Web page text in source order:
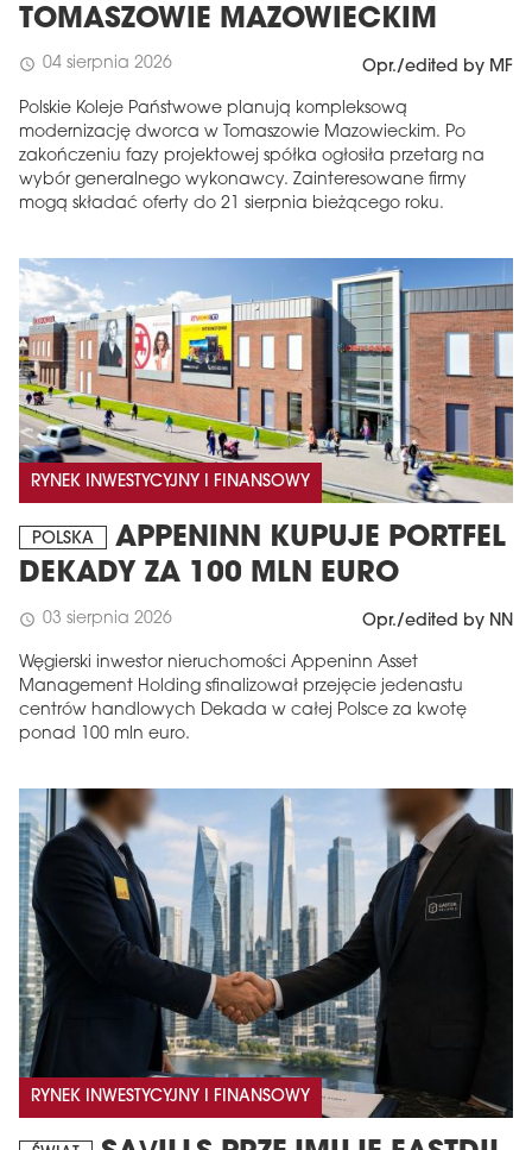
TOMASZOWIE MAZOWIECKIM
schedule 04 sierpnia 2026 Opr./edited by MF
Polskie Koleje Państwowe planują kompleksową
modernizację dworca w Tomaszowie Mazowieckim. Po
zakończeniu fazy projektowej spółka ogłosiła przetarg na
wybór generalnego wykonawcy. Zainteresowane firmy
mogą składać oferty do 21 sierpnia bieżącego roku.
RYNEK INWESTYCYJNY I FINANSOWY
POLSKA
APPENINN KUPUJE PORTFEL
DEKADY ZA 100 MLN EURO
schedule 03 sierpnia 2026 Opr./edited by NN
Węgierski inwestor nieruchomości Appeninn Asset
Management Holding sfinalizował przejęcie jedenastu
centrów handlowych Dekada w całej Polsce za kwotę
ponad 100 mln euro.
RYNEK INWESTYCYJNY I FINANSOWY